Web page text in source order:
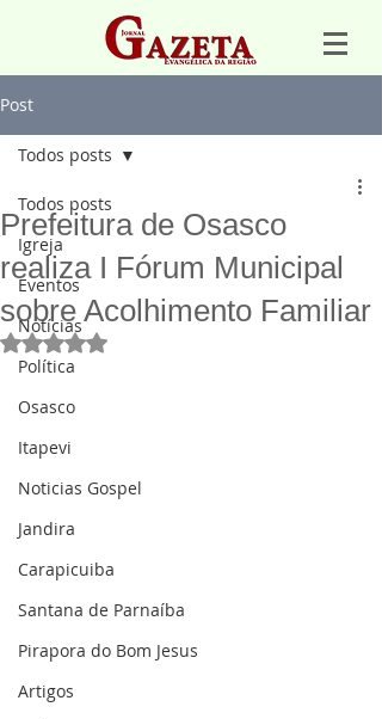
Post
Todos posts
Igreja
Eventos
Notícias
Política
Osasco
Itapevi
Noticias Gospel
Jandira
Carapicuiba
Santana de Parnaíba
Pirapora do Bom Jesus
Artigos
Todos posts
Prefeitura de Osasco
realiza I Fórum Municipal
sobre Acolhimento Familiar
Avaliado com NaN de 5 estrelas.